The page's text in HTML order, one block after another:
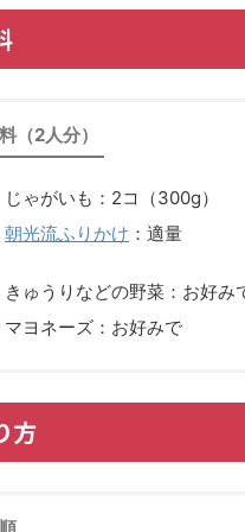
（2人分）
じゃがいも：2コ（300g）
朝光流ふりかけ ：適量
きゅうりなどの野菜：お好み
マヨネーズ：お好みで
方